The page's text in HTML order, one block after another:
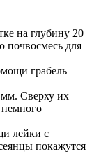
на глубину 20
почвосмесь для
грабель
мм. Сверху их
лейки с
покажутся